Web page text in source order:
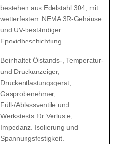
bestehen aus Edelstahl 304, mit
wetterfestem NEMA 3R-Gehäuse
und UV-beständiger
Epoxidbeschichtung.
Beinhaltet Ölstands-, Temperatur-
und Druckanzeiger,
Druckentlastungsgerät,
Gasprobenehmer,
Füll-/Ablassventile und
Werkstests für Verluste,
Impedanz, Isolierung und
Spannungsfestigkeit.